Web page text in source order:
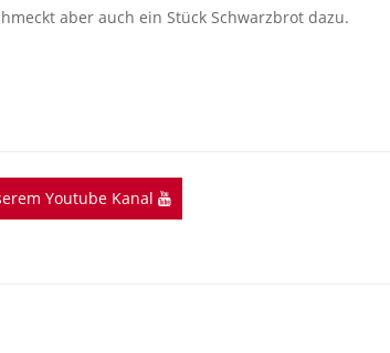
aber auch ein Stück Schwarzbrot dazu.
Youtube Kanal